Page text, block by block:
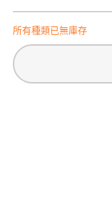
English
所有種類已無庫存